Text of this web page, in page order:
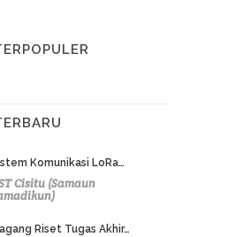
Komunikasi LoRa…
Cisitu (Samaun
Riset Tugas Akhir…